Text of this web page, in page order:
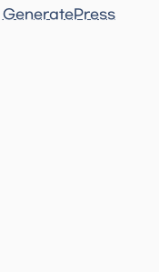
GeneratePress